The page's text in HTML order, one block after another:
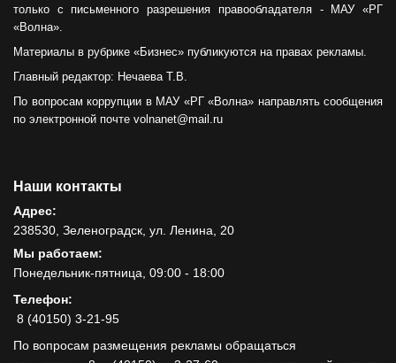
только с письменного разрешения правообладателя - МАУ «РГ
«Волна».
Материалы в рубрике «Бизнес» публикуются на правах рекламы.
Главный редактор: Нечаева Т.В.
По вопросам коррупции в МАУ «РГ «Волна» направлять сообщения
по электронной почте volnanet@mail.ru
Наши контакты
Адрес:
238530, Зеленоградск, ул. Ленина, 20
Мы работаем:
Понедельник-пятница, 09:00 - 18:00
Телефон:
8 (40150) 3-21-95
По вопросам размещения рекламы обращаться